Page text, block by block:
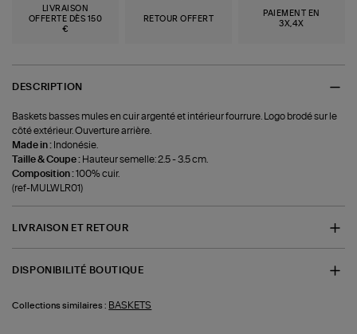
LIVRAISON
OFFERTE DÈS 150
€
RETOUR OFFERT
PAIEMENT EN
3X,4X
DESCRIPTION
Baskets basses mules en cuir argenté et intérieur fourrure. Logo brodé sur le
côté extérieur. Ouverture arrière.
Made in : Indonésie.
Taille & Coupe : Hauteur semelle: 2.5 - 3.5 cm.
Composition :100% cuir.
(ref-MULWLR01)
LIVRAISON ET RETOUR
DISPONIBILITÉ BOUTIQUE
Collections similaires : BASKETS